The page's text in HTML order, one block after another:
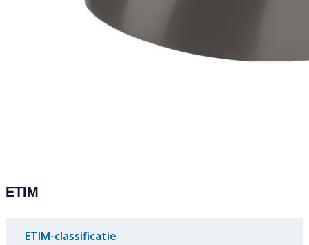
ETIM
ETIM-classificatie